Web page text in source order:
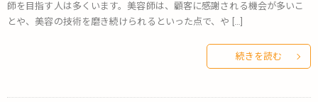
師を目指す人は多くいます。美容師は、顧客に感謝される機会が多いこ
とや、美容の技術を磨き続けられるといった点で、や […]
続きを読む